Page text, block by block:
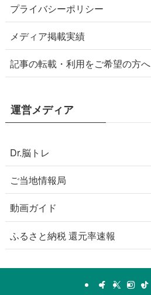
プライバシーポリシー
メディア掲載実績
記事の転載・利用をご希望の方へ
運営メディア
Dr.脳トレ
ご当地情報局
動画ガイド
ふるさと納税 還元率速報